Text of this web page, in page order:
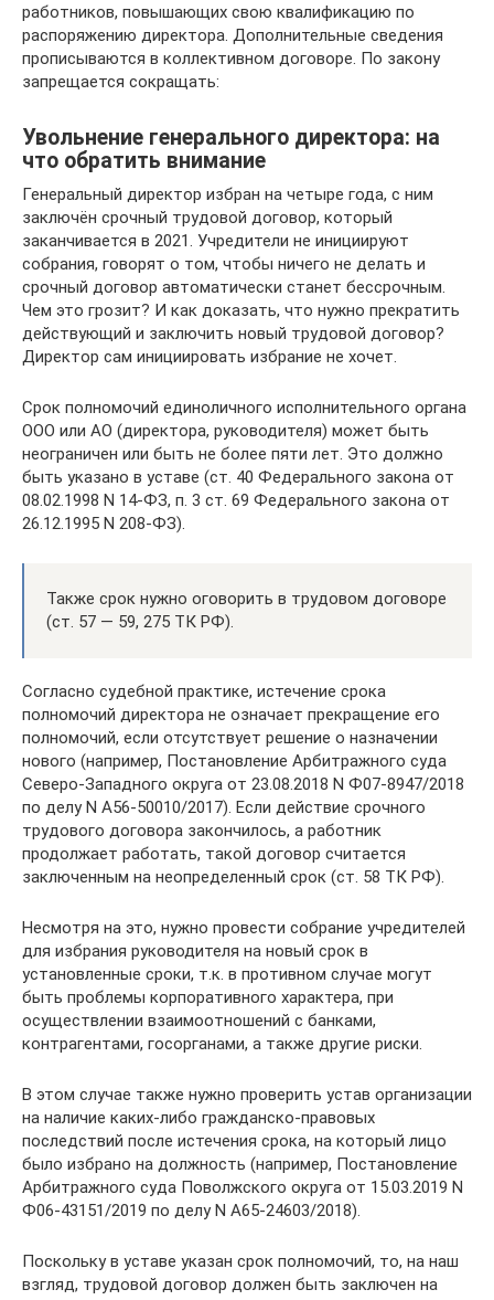
работников, повышающих свою квалификацию по
распоряжению директора. Дополнительные сведения
прописываются в коллективном договоре. По закону
запрещается сокращать:
Увольнение генерального директора: на
что обратить внимание
Генеральный директор избран на четыре года, с ним
заключён срочный трудовой договор, который
заканчивается в 2021. Учредители не инициируют
собрания, говорят о том, чтобы ничего не делать и
срочный договор автоматически станет бессрочным.
Чем это грозит? И как доказать, что нужно прекратить
действующий и заключить новый трудовой договор?
Директор сам инициировать избрание не хочет.
Срок полномочий единоличного исполнительного органа
ООО или АО (директора, руководителя) может быть
неограничен или быть не более пяти лет. Это должно
быть указано в уставе (ст. 40 Федерального закона от
08.02.1998 N 14-ФЗ, п. 3 ст. 69 Федерального закона от
26.12.1995 N 208-ФЗ).
Также срок нужно оговорить в трудовом договоре
(ст. 57 — 59, 275 ТК РФ).
Согласно судебной практике, истечение срока
полномочий директора не означает прекращение его
полномочий, если отсутствует решение о назначении
нового (например, Постановление Арбитражного суда
Северо-Западного округа от 23.08.2018 N Ф07-8947/2018
по делу N А56-50010/2017). Если действие срочного
трудового договора закончилось, а работник
продолжает работать, такой договор считается
заключенным на неопределенный срок (ст. 58 ТК РФ).
Несмотря на это, нужно провести собрание учредителей
для избрания руководителя на новый срок в
установленные сроки, т.к. в противном случае могут
быть проблемы корпоративного характера, при
осуществлении взаимоотношений с банками,
контрагентами, госорганами, а также другие риски.
В этом случае также нужно проверить устав организации
на наличие каких-либо гражданско-правовых
последствий после истечения срока, на который лицо
было избрано на должность (например, Постановление
Арбитражного суда Поволжского округа от 15.03.2019 N
Ф06-43151/2019 по делу N А65-24603/2018).
Поскольку в уставе указан срок полномочий, то, на наш
взгляд, трудовой договор должен быть заключен на